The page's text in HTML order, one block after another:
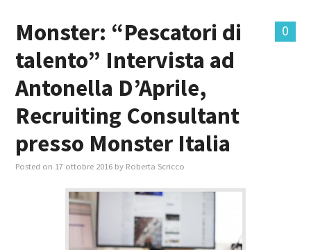
MASTER IN FOOD & BEVERAGE
GIURISTI IN AZIENDA
TUTTI
0
Monster: “Pescatori di
talento” Intervista ad
Antonella D’Aprile,
Recruiting Consultant
presso Monster Italia
Posted on 17 ottobre 2016 by Roberta Scricco